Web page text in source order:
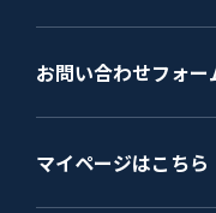
お問い合わせフォー
マイページはこちら